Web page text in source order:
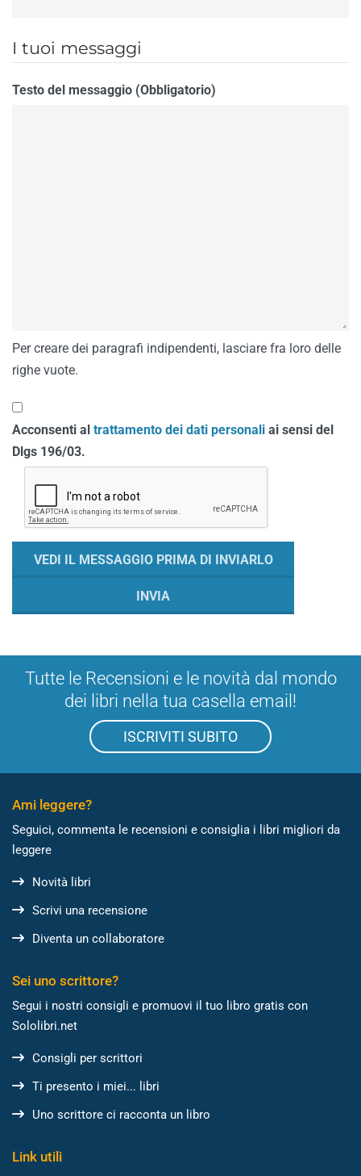
I tuoi messaggi
Testo del messaggio (Obbligatorio)
Per creare dei paragrafi indipendenti, lasciare fra loro delle
righe vuote.
Acconsenti al trattamento dei dati personali ai sensi del
Dlgs 196/03.
Tutte le Recensioni e le novità dal mondo
dei libri nella tua casella email!
ISCRIVITI SUBITO
Ami leggere?
Seguici, commenta le recensioni e consiglia i libri migliori da
leggere
Novità libri
Scrivi una recensione
Diventa un collaboratore
Sei uno scrittore?
Segui i nostri consigli e promuovi il tuo libro gratis con
Sololibri.net
Consigli per scrittori
Ti presento i miei... libri
Uno scrittore ci racconta un libro
Link utili